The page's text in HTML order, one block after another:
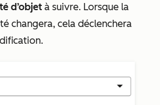
d’objet à suivre. Lorsque la
changera, cela déclenchera